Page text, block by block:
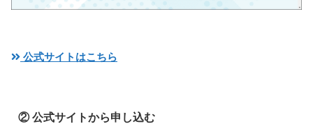
公式サイトはこちら
② 公式サイトから申し込む